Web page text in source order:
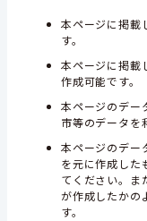
本ページに掲載
す。
本ページに掲載
作成可能です。
本ページのデー
市等のデータを
本ページのデー
を元に作成した
てください。ま
が作成したかの
す。